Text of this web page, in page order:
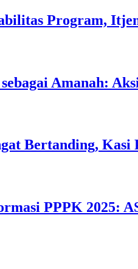
Program,
Amanah:
Bertanding,
PPPK 2025: